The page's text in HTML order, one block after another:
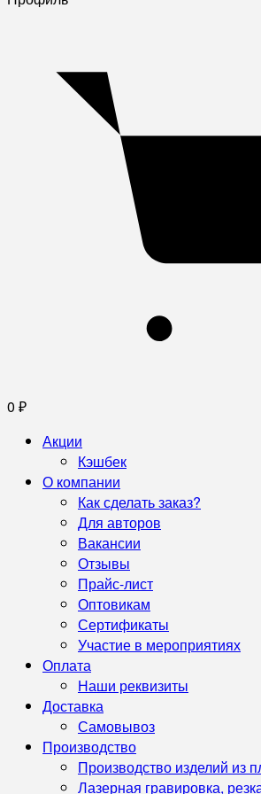
0 ₽
Акции
Кэшбек
О компании
Как сделать заказ?
Для авторов
Вакансии
Отзывы
Прайс-лист
Оптовикам
Сертификаты
Участие в мероприятиях
Оплата
Наши реквизиты
Доставка
Самовывоз
Производство
Производство изделий из
Лазерная гравировка,